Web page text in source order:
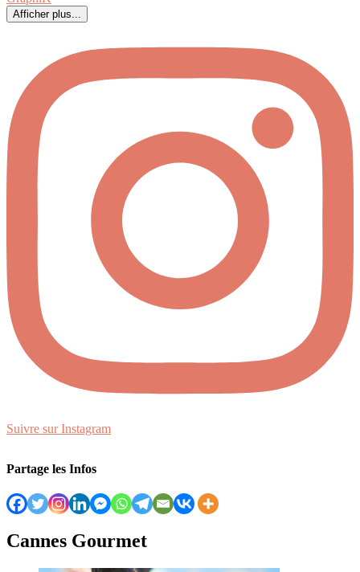
Afficher plus...
Suivre sur Instagram
Partage les Infos
Cannes Gourmet